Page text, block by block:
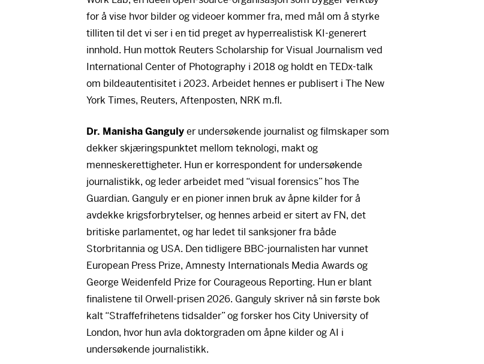
for å vise hvor bilder og videoer kommer fra, med mål om å styrke
tilliten til det vi ser i en tid preget av hyperrealistisk KI-generert
innhold. Hun mottok Reuters Scholarship for Visual Journalism ved
International Center of Photography i 2018 og holdt en TEDx-talk
om bildeautentisitet i 2023. Arbeidet hennes er publisert i The New
York Times, Reuters, Aftenposten, NRK m.fl.
Dr. Manisha Gangulyer undersøkende journalist og filmskaper som
dekker skjæringspunktet mellom teknologi, makt og
menneskerettigheter. Hun er korrespondent for undersøkende
journalistikk, og leder arbeidet med “visual forensics” hos The
Guardian. Ganguly er en pioner innen bruk av åpne kilder for å
avdekke krigsforbrytelser, og hennes arbeid er sitert av FN, det
britiske parlamentet, og har ledet til sanksjoner fra både
Storbritannia og USA. Den tidligere BBC-journalisten har vunnet
European Press Prize, Amnesty Internationals Media Awards og
George Weidenfeld Prize for Courageous Reporting. Hun er blant
finalistene til Orwell-prisen 2026. Ganguly skriver nå sin første bok
kalt “Straffefrihetens tidsalder” og forsker hos City University of
London, hvor hun avla doktorgraden om åpne kilder og AI i
undersøkende journalistikk.